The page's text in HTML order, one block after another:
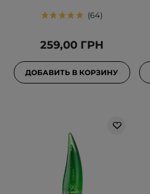
64
259,00 ГРН
ДОБАВИТЬ В КОРЗИНУ